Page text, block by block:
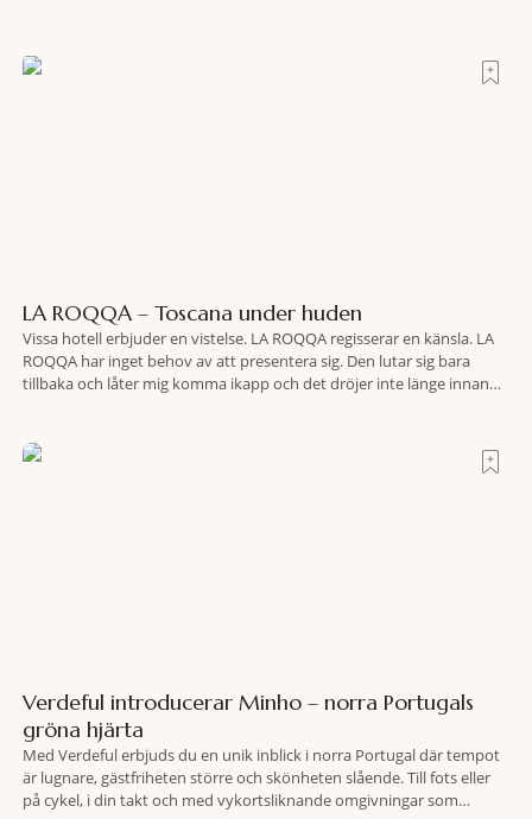
LA ROQQA – Toscana under huden
Vissa hotell erbjuder en vistelse. LA ROQQA regisserar en känsla. LA
ROQQA har inget behov av att presentera sig. Den lutar sig bara
tillbaka och låter mig komma ikapp och det dröjer inte länge innan
Verdeful introducerar Minho – norra Portugals
gröna hjärta
Med Verdeful erbjuds du en unik inblick i norra Portugal där tempot
är lugnare, gästfriheten större och skönheten slående. Till fots eller
på cykel, i din takt och med vykortsliknande omgivningar som